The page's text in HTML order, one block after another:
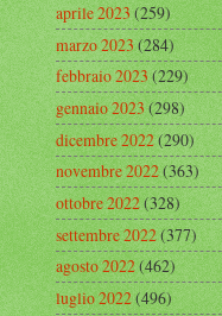
aprile 2023(259)
marzo 2023(284)
febbraio 2023(229)
gennaio 2023(298)
dicembre 2022(290)
novembre 2022(363)
ottobre 2022(328)
settembre 2022(377)
agosto 2022(462)
luglio 2022(496)